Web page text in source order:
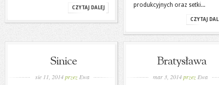
CZYTAJ DALEJ
produkcyjnych oraz setki...
CZYTAJ
Sinice
sie 11, 2014przez Ewa
Bratysława
mar 3, 2014przez Ewa